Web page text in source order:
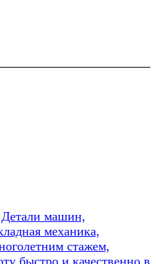
машин,
механика,
стажем,
быстро и качественно в